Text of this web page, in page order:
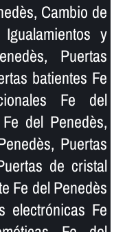
Cambio de
y
Puertas
batientes Fe
Fe del
del Penedès,
Puertas
de cristal
Fe del Penedès
electrónicas Fe